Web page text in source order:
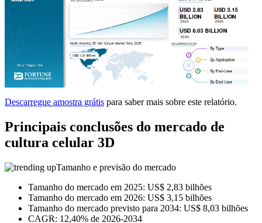
Descarregue amostra grátis para saber mais sobre este relatório.
Principais conclusões do mercado de
cultura celular 3D
Tamanho e previsão do mercado
Tamanho do mercado em 2025: US$ 2,83 bilhões
Tamanho do mercado em 2026: US$ 3,15 bilhões
Tamanho do mercado previsto para 2034: US$ 8,03 bilhões
CAGR: 12,40% de 2026-2034